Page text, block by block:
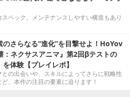
ペック。メンテナンスしやすい構造もあり
のさらなる“進化”を目撃せよ！HoYov
：ネクサスアニマ』第2回βテストの
を体験【プレイレポ】
の出会いや、スキルによってさらに戦略性
、本作の注目の要素に迫ります！